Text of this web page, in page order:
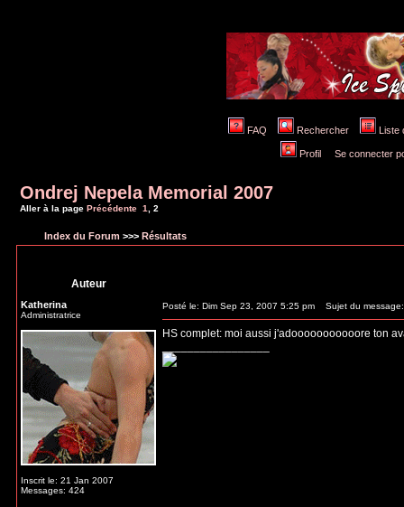
FAQ Rechercher Liste
Profil Se connecter
Ondrej Nepela Memorial 2007
Aller à la page Précédente 1 2
Index du Forum >>> Résultats
Auteur
Katherina
Administratrice
Inscrit le: 21 Jan 2007
Messages: 424
Posté le: Dim Sep 23, 2007 5:25 pm Sujet du message:
HS complet: moi aussi j'adooooooooooore ton